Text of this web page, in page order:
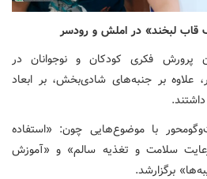
لبخند» در املش و رودسر
پرورش فکری کودکان و نوجوانان در
بر جنبه‌های شادی‌بخش، بر ابعاد
با موضوع‌هایی چون: «استفاده
سلامت و تغذیه سالم» و «آموزش
برگزارشد.